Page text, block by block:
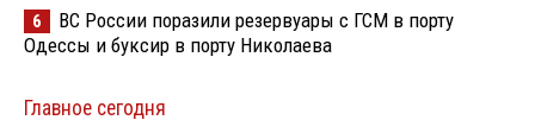
6
ВС России поразили резервуары с ГСМ в порту
Одессы и буксир в порту Николаева
Главное сегодня